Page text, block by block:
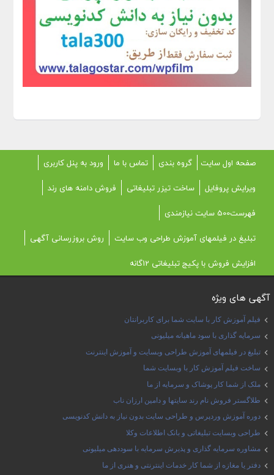
صفحه اول سایت گروه بندی تماس با ما
ورود به پنل کاربری
ویرایش پروفایل
ساخت تیزر تبلیغاتی
فروش دامنه های رند
فهرست500 سایت نیازمندی
تبلیغ در فیلمهای آموزش طراحی وب سایت
روش بروزرسانی آگهی
افزایش فروش با پکیج تبلیغاتی 12گانه
آگهی های ویژه
فیلم آموزش کار با سایت شما برای کاربرانتان
سرمایه گذاری با سود ماهیانه میلیونی
تبلیغ در فیلمهای آموزش طراحی وبسایت و آموزش اینترنت
ساخت فیلم آموزش کار با وبسایت شما
ملک از شما کار پوشاک و سرمایه از ما
طلاگستر فروش نام رند سایتها و دامین ارزان ناب
دوره آموزش وردپرس و طراحی سایت بدون نیاز به دانش کدنویسی
طراحی وبسایت تبلیغاتی و بانک اطلاعات وکلا
مشاوره سرمایه گذاری و پذیرش سرمایه با سوددهی میلیونی
دفتر یا مغازه از شما کار خدمات اینترنتی و هنری از ما